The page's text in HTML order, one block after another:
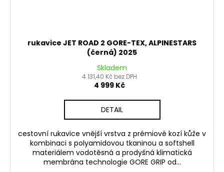
rukavice JET ROAD 2 GORE-TEX, ALPINESTARS
(černá) 2025
Skladem
4 131,40 Kč bez DPH
4 999 Kč
DETAIL
cestovní rukavice vnější vrstva z prémiové kozí kůže v
kombinaci s polyamidovou tkaninou a softshell
materiálem vodotěsná a prodyšná klimatická
membrána technologie GORE GRIP od...